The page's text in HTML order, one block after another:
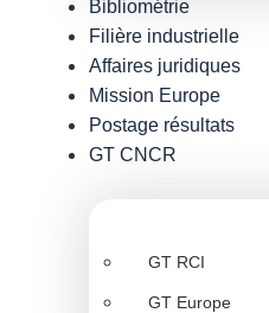
Bibliométrie
Filière industrielle
Affaires juridiques
Mission Europe
Postage résultats
GT CNCR
GT RCI
GT Europe